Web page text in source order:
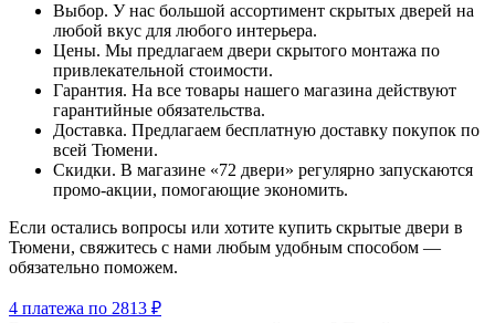
Выбор. У нас большой ассортимент скрытых дверей на
любой вкус для любого интерьера.
Цены. Мы предлагаем двери скрытого монтажа по
привлекательной стоимости.
Гарантия. На все товары нашего магазина действуют
гарантийные обязательства.
Доставка. Предлагаем бесплатную доставку покупок по
всей Тюмени.
Скидки. В магазине «72 двери» регулярно запускаются
промо-акции, помогающие экономить.
Если остались вопросы или хотите купить скрытые двери в
Тюмени, свяжитесь с нами любым удобным способом —
обязательно поможем.
4 платежа по 2813 ₽